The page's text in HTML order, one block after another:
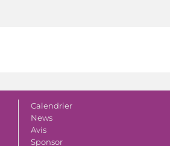
Calendrier
News
Avis
Sponsor